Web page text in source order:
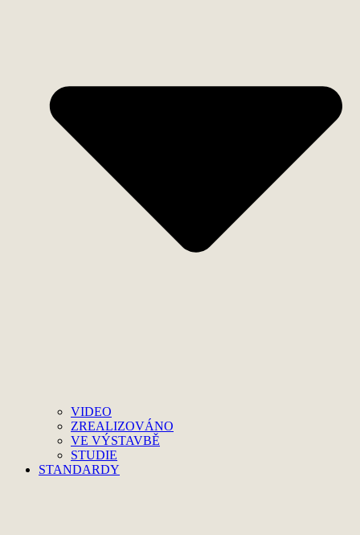
VIDEO
ZREALIZOVÁNO
VE VÝSTAVBĚ
STUDIE
STANDARDY